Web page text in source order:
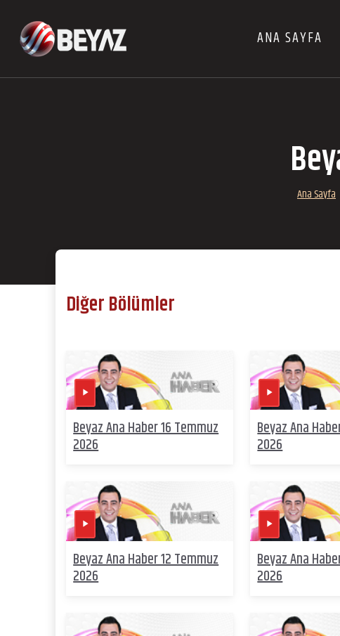
ANA SAYFA
Ana Sayfa
Diğer Bölümler
Beyaz Ana Haber 16 Temmuz
2026
Beyaz Ana
2026
Beyaz Ana Haber 12 Temmuz
2026
Beyaz Ana
2026